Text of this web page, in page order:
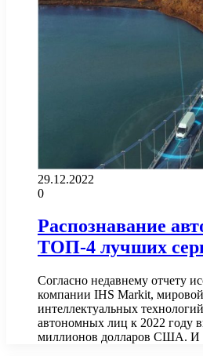
29.12.2022
0
Распознавание
ТОП-4 лучших
Согласно недавнему отчету
компании IHS Markit,
интеллектуальных
автономных лиц к 2022 году
миллионов долларов США. И